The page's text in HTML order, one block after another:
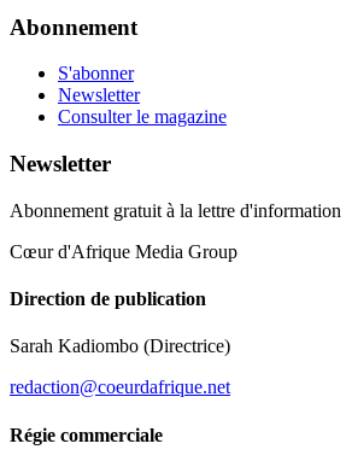
Abonnement
S'abonner
Newsletter
Consulter le magazine
Newsletter
Abonnement gratuit à la lettre d'information
Cœur d'Afrique Media Group
Direction de publication
Sarah Kadiombo (Directrice)
redaction@coeurdafrique.net
Régie commerciale